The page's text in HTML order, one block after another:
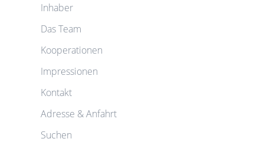
Inhaber
Das Team
Kooperationen
Impressionen
Kontakt
Adresse & Anfahrt
Suchen